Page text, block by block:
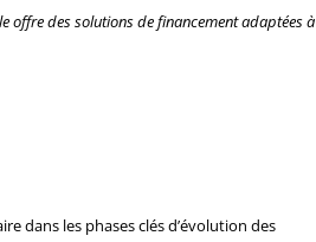
offre des solutions de financement adaptées à
dans les phases clés d’évolution des